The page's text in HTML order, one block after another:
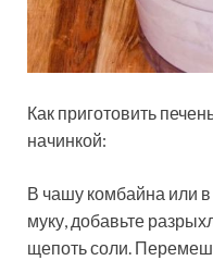
Как приготовить
начинкой:
В чашу комбайна или
муку, добавьте
щепоть соли.